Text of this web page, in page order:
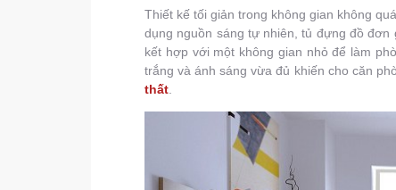
Thiết kế tối giản trong không gian không
dụng nguồn sáng tự nhiên, tủ đựng đồ
kết hợp với một không gian nhỏ để làm
trắng và ánh sáng vừa đủ khiến cho căn
thất